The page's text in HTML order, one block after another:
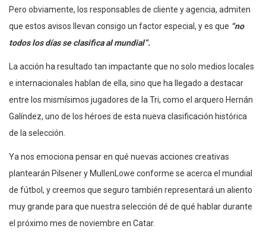
Pero obviamente, los responsables de cliente y agencia, admiten
que estos avisos llevan consigo un factor especial, y es que “no
todos los días se clasifica al mundial”.
La acción ha resultado tan impactante que no solo medios locales
e internacionales hablan de ella, sino que ha llegado a destacar
entre los mismísimos jugadores de la Tri, como el arquero Hernán
Galíndez, uno de los héroes de esta nueva clasificación histórica
de la selección.
Ya nos emociona pensar en qué nuevas acciones creativas
plantearán Pilsener y MullenLowe conforme se acerca el mundial
de fútbol, y creemos que seguro también representará un aliento
muy grande para que nuestra selección dé de qué hablar durante
el próximo mes de noviembre en Catar.